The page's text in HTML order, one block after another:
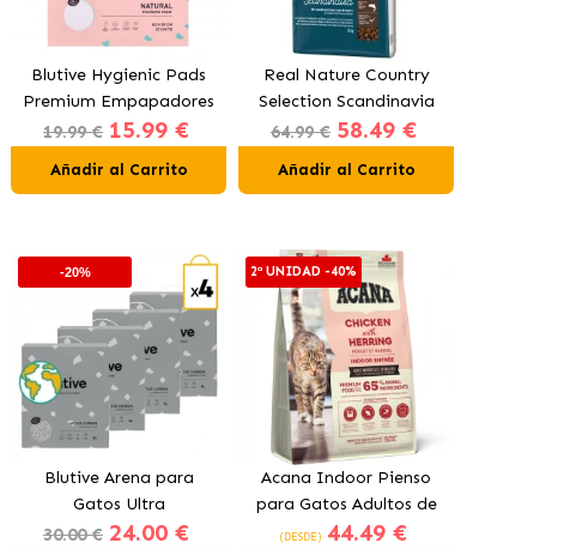
Blutive Hygienic Pads
Premium Empapadores
para Perros 90x60 cm
19.99 € 15.99 €
Añadir al Carrito
Real Nature Country
Selection Scandinavia
Pienso para Perros
64.99 € 58.49 €
Añadir al Carrito
-20%
Blutive Arena para
Gatos Ultra
Aglomerante Carbón
30.00 € 24.00 €
2ª UNIDAD -40%
Acana Indoor Pienso
para Gatos Adultos de
Interior
(DESDE) 44.49 €